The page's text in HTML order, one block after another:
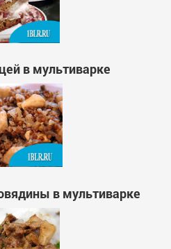
в мультиварке
в мультиварке